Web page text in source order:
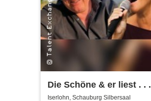
Die Schöne & er liest . . .
Iserlohn, Schauburg Silbersaal